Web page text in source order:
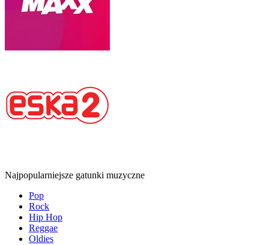
Najpopularniejsze gatunki muzyczne
Pop
Rock
Hip Hop
Reggae
Oldies